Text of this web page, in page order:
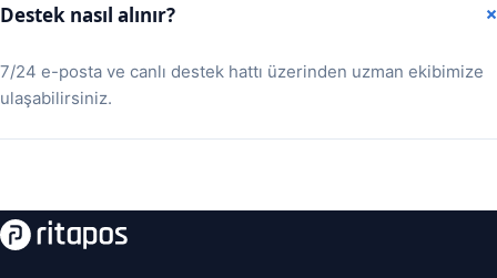
Destek nasıl alınır?
7/24 e-posta ve canlı destek hattı üzerinden uzman ekibimize
ulaşabilirsiniz.